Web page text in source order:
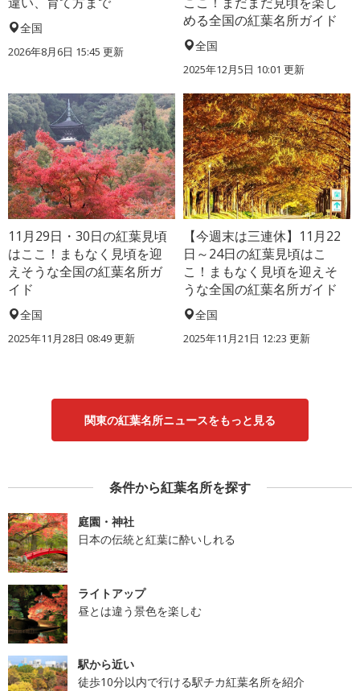
全国
2026年8月6日 15:45 更新
める全国の紅葉名所ガイド
全国
2025年12月5日 10:01 更新
11月29日・30日の紅葉見頃
はここ！まもなく見頃を迎
えそうな全国の紅葉名所ガ
イド
全国
2025年11月28日 08:49 更新
【今週末は三連休】11月22
日～24日の紅葉見頃はこ
こ！まもなく見頃を迎えそ
うな全国の紅葉名所ガイド
全国
2025年11月21日 12:23 更新
関東の紅葉名所ニュースをもっと見る
条件から紅葉名所を探す
庭園・神社
日本の伝統と紅葉に酔いしれる
ライトアップ
昼とは違う景色を楽しむ
駅から近い
徒歩10分以内で行ける駅チカ紅葉名所を紹介